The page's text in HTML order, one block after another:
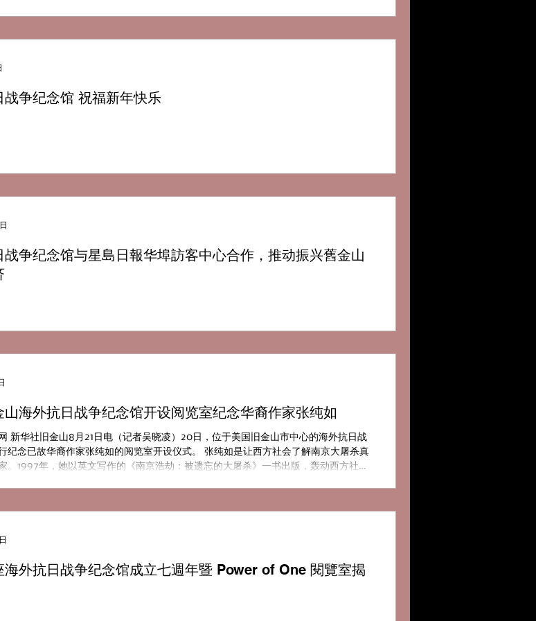
战争纪念馆 祝福新年快乐
战争纪念馆与星島日報华埠訪客中心合作，推动振兴舊金山
山海外抗日战争纪念馆开设阅览室纪念华裔作家张纯如
新华社旧金山8月21日电（记者吴晓凌）20日，位于美国旧金山市中心的海外抗日战
纪念已故华裔作家张纯如的阅览室开设仪式。 张纯如是让西方社会了解南京大屠杀真
。1997年，她以英文写作的《南京浩劫：被遗忘的大屠杀》一书出版，轰动西方社
海外抗日战争纪念馆成立七週年暨 Power of One 閱覽室揭